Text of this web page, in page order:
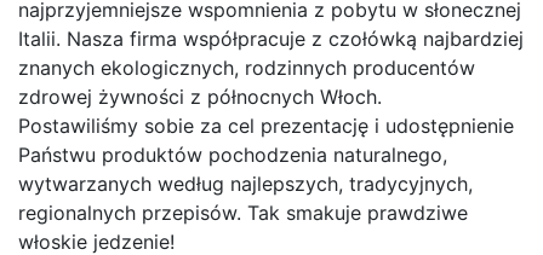
najprzyjemniejsze wspomnienia z pobytu w słonecznej
Italii. Nasza firma współpracuje z czołówką najbardziej
znanych ekologicznych, rodzinnych producentów
zdrowej żywności z północnych Włoch.
Postawiliśmy sobie za cel prezentację i udostępnienie
Państwu produktów pochodzenia naturalnego,
wytwarzanych według najlepszych, tradycyjnych,
regionalnych przepisów. Tak smakuje prawdziwe
włoskie jedzenie!